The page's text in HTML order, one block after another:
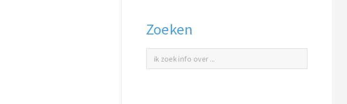
Zoeken